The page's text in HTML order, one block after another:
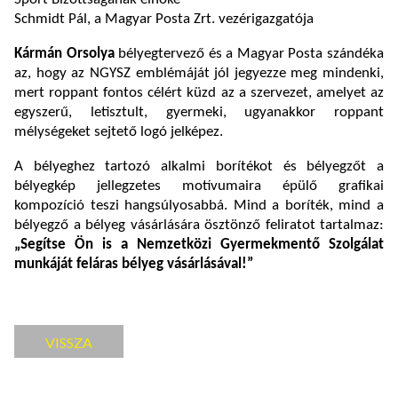
Schmidt Pál, a Magyar Posta Zrt. vezérigazgatója
Kármán Orsolyabélyegtervező és a Magyar Posta szándéka
az, hogy az NGYSZ emblémáját jól jegyezze meg mindenki,
mert roppant fontos célért küzd az a szervezet, amelyet az
egyszerű, letisztult, gyermeki, ugyanakkor roppant
mélységeket sejtető logó jelképez.
A bélyeghez tartozó alkalmi borítékot és bélyegzőt a
bélyegkép jellegzetes motívumaira épülő grafikai
kompozíció teszi hangsúlyosabbá. Mind a boríték, mind a
bélyegző a bélyeg vásárlására ösztönző feliratot tartalmaz:
„Segítse Ön is a Nemzetközi Gyermekmentő Szolgálat
munkáját feláras bélyeg vásárlásával!”
VISSZA